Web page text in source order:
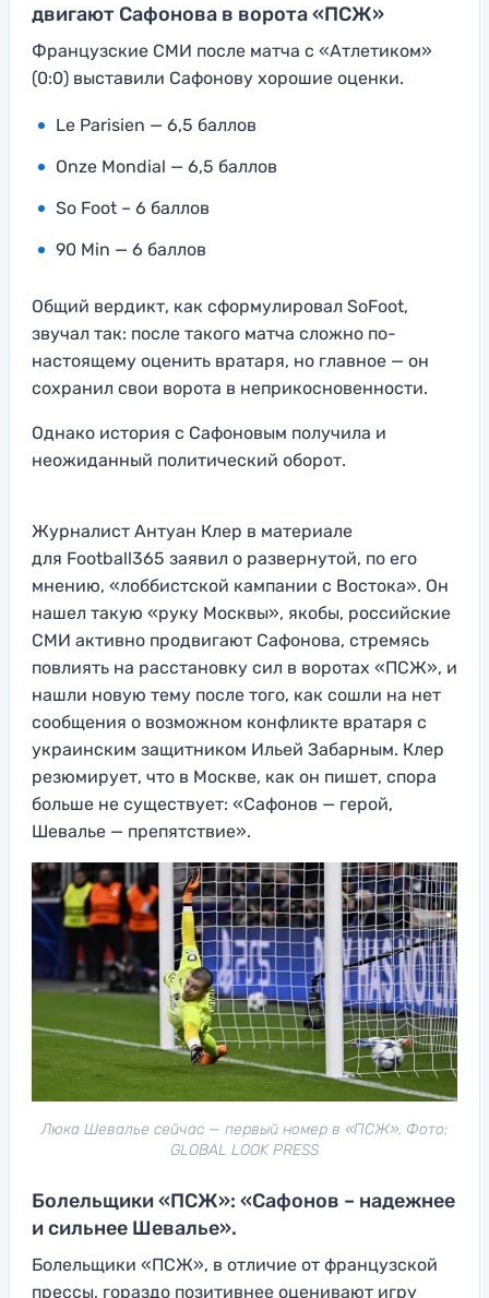
двигают Сафонова в ворота «ПСЖ»
Французские СМИ после матча с «Атлетиком»
(0:0) выставили Сафонову хорошие оценки.
Le Parisien — 6,5 баллов
Onze Mondial — 6,5 баллов
So Foot – 6 баллов
90 Min — 6 баллов
Общий вердикт, как сформулировал SoFoot,
звучал так: после такого матча сложно по-
настоящему оценить вратаря, но главное — он
сохранил свои ворота в неприкосновенности.
Однако история с Сафоновым получила и
неожиданный политический оборот.
Журналист Антуан Клер в материале
для Football365 заявил о развернутой, по его
мнению, «лоббистской кампании с Востока». Он
нашел такую «руку Москвы», якобы, российские
СМИ активно продвигают Сафонова, стремясь
повлиять на расстановку сил в воротах «ПСЖ», и
нашли новую тему после того, как сошли на нет
сообщения о возможном конфликте вратаря с
украинским защитником Ильей Забарным. Клер
резюмирует, что в Москве, как он пишет, спора
больше не существует: «Сафонов — герой,
Шевалье — препятствие».
Люка Шевалье сейчас — первый номер в «ПСЖ». Фото:
GLOBAL LOOK PRESS
Болельщики «ПСЖ»: «Сафонов – надежнее
и сильнее Шевалье».
Болельщики «ПСЖ», в отличие от французской
прессы, гораздо позитивнее оценивают игру